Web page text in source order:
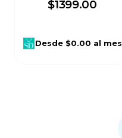
$1399.00
Desde$0.00 al mes